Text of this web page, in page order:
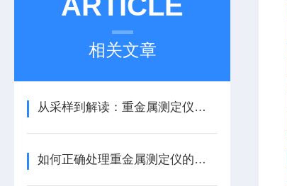
相关文章
从采样到解读：重金属测定仪使用的五个关键节点
如何正确处理重金属测定仪的数据？